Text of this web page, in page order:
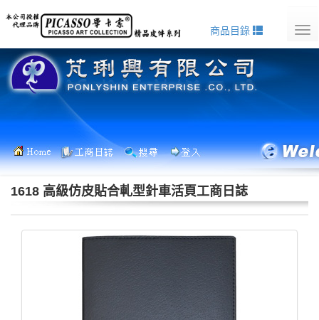
商品目錄
1618 高級仿皮貼合軋型針車活頁工商日誌